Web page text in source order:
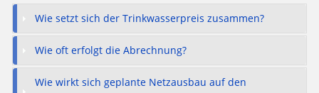
Wie setzt sich der Trinkwasserpreis zusammen?
Wie oft erfolgt die Abrechnung?
Wie wirkt sich geplante Netzausbau auf den